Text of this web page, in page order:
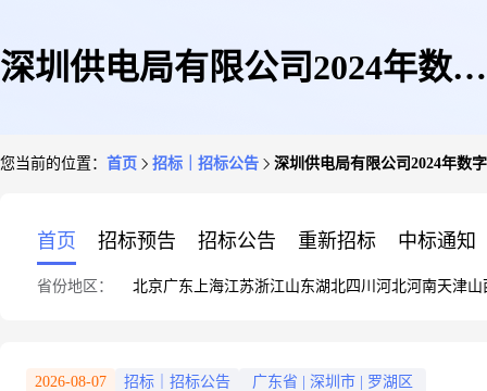
深圳供电局有限公司2024年数字
您当前的位置： 首页 招标｜招标公告 深圳供电局有限公司2024年数
首页 招标预告 招标公告 重新招标 中标通知
省份地区： 北京广东 上海江苏浙江山东湖北四川 河北河南天津山
2026-08-07 招标｜招标公告 广东省 深圳市 罗湖区